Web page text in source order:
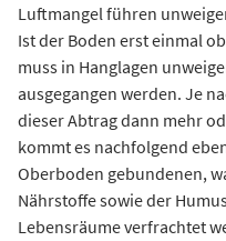
Luftmangel führen
Ist der Boden erst einmal
muss in Hanglagen
ausgegangen werden. Je
dieser Abtrag dann mehr
kommt es nachfolgend
Oberboden gebundenen,
Nährstoffe sowie der
Lebensräume verfrachtet